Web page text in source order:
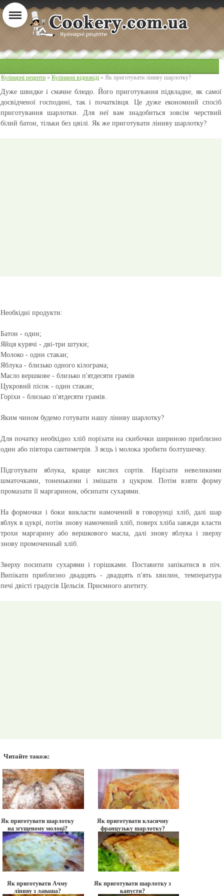
Кулінарні рецепти » Кулінарні відповіді » Як приготувати ліниву шарлотку?
Дуже швидке і смачне блюдо. Його приготування підвладне, як самої
досвідченої господині, так і початківця. Це дуже економний спосіб
приготування шарлотки. Для неї вам знадобиться зовсім черствий
білий батон, тільки без цвілі. Як же приготувати ліниву шарлотку?
Необхідні продукти:
Батон - один;
Яйця курячі - дві-три штуки;
Молоко - один стакан;
Яблука - близько одного кілограма;
Масло вершкове - близько п'ятдесяти грамів
Цукровий пісок - один стакан;
Горіхи - близько п'ятдесяти грамів.
Яким чином будемо готувати нашу ліниву шарлотку?
Для початку необхідно хліб порізати на скибочки шириною приблизно
один або півтора сантиметрів. З яєць і молока зробити болтушечку.
Підготувати яблука, краще кислих сортів. Нарізати невеликими
шматочками, тоненькими і змішати з цукром. Потім взяти форму
промазати її маргарином, обсипати сухарями.
На формочки і боки викласти намочений в говорунці хліб, далі шар
яблук в цукрі, потім знову намочений хліб, поверх хліба завжди класти
трохи маргарину або вершкового масла, далі знову яблука і зверху
знову промоченный хліб.
Зверху посипати сухарями і горішками. Поставити запікатися в піч.
Випікати приблизно двадцять - двадцять п'ять хвилин, температура
печі двісті градусів Цельсія. Приємного апетиту.
Читайте також:
Як приготувати шарлотку
на згущеному молоці?
Як приготувати класичну
французьку шарлотку?
Як приготувати Ачму
ліниву з лаваша?
Як приготувати шарлотку з
капусти?